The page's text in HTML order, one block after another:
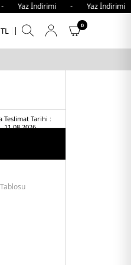
- Yaz
TL
0
Teslimat Tarihi :
11.08.2026